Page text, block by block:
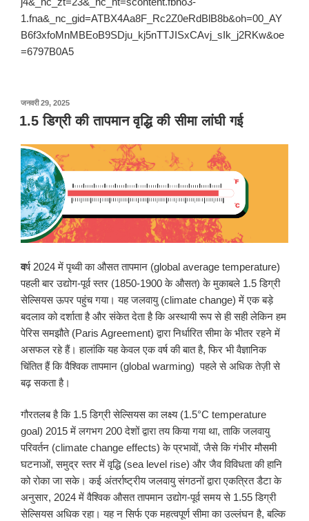
1.fna&_nc_gid=ATBX4Aa8F_Rc2Z0eRdBlB8b&oh=00_AY
B6f3xfoMnMBEoB9SDju_kj5nTTJISxCAvj_sIk_j2RKw&oe
=6797B0A5
जनवरी 29, 2025पर
प्रकाशित
किया
1.5 डिग्री की तापमान वृद्धि की सीमा लांघी गई
वर्ष 2024 में पृथ्वी का औसत तापमान (global average temperature)
पहली बार उद्योग-पूर्व स्तर (1850-1900 के औसत) के मुकाबले 1.5 डिग्री
सेल्सियस ऊपर पहुंच गया। यह जलवायु (climate change) में एक बड़े
बदलाव को दर्शाता है और संकेत देता है कि अस्थायी रूप से ही सही लेकिन हम
पेरिस समझौते (Paris Agreement) द्वारा निर्धारित सीमा के भीतर रहने में
असफल रहे हैं। हालांकि यह केवल एक वर्ष की बात है, फिर भी वैज्ञानिक
चिंतित हैं कि वैश्विक तापमान (global warming) पहले से अधिक तेज़ी से
बढ़ सकता है।
गौरतलब है कि 1.5 डिग्री सेल्सियस का लक्ष्य (1.5°C temperature
goal) 2015 में लगभग 200 देशों द्वारा तय किया गया था, ताकि जलवायु
परिवर्तन (climate change effects) के प्रभावों, जैसे कि गंभीर मौसमी
घटनाओं, समुद्र स्तर में वृद्धि (sea level rise) और जैव विविधता की हानि
को रोका जा सके। कई अंतर्राष्ट्रीय जलवायु संगठनों द्वारा एकत्रित डैटा के
अनुसार, 2024 में वैश्विक औसत तापमान उद्योग-पूर्व समय से 1.55 डिग्री
सेल्सियस अधिक रहा। यह न सिर्फ एक महत्वपूर्ण सीमा का उल्लंघन है, बल्कि